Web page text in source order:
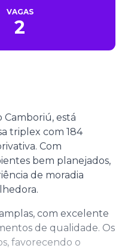
VAGAS
2
Camboriú, está
triplex com 184
Com
bem planejados,
de moradia
com excelente
de qualidade. Os
favorecendo o